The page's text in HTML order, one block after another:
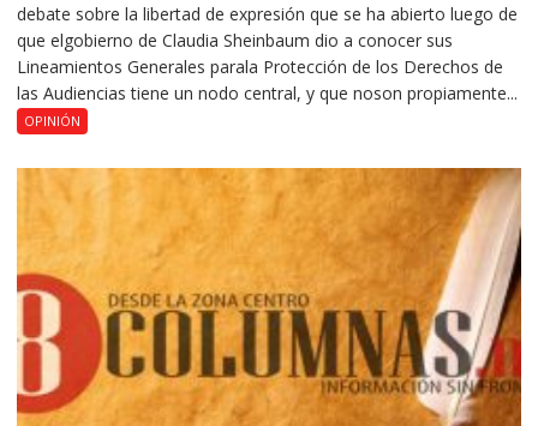
debate sobre la libertad de expresión que se ha abierto luego de
que elgobierno de Claudia Sheinbaum dio a conocer sus
Lineamientos Generales parala Protección de los Derechos de
las Audiencias tiene un nodo central, y que noson propiamente...
OPINIÓN